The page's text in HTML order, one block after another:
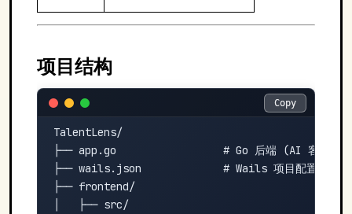
项目结构
TalentLens/
├── app.go                 # Go 后端 (AI 客户端、
├── wails.json             # Wails 项目配置
├── frontend/
│   ├── src/
Copy
Copy